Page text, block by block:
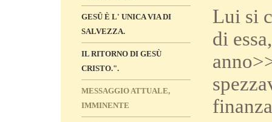
GESÛ È L' UNICA VIA DI
SALVEZZA.
IL RITORNO DI GESÙ
CRISTO.".
MESSAGGIO ATTUALE,
IMMINENTE
Lui si
di